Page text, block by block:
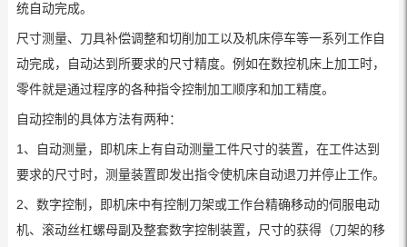
统自动完成。
尺寸测量、 刀具补偿调整和切削加工以及机床停车等一系列工作自
动完成，自动达到所要求的尺寸精度。例如在数控机床上加工时，
零件就是通过程序的各种指令控制加工顺序和加工精度。
自动控制的具体方法有两种：
1、自动测量，即机床上有自动测量工件尺寸的装置，在工件达到
要求的尺寸时，测量装置即发出指令使机床自动退刀并停止工作。
2、数字控制，即机床中有控制刀架或工作台精确移动的伺服电动
机、滚动丝杠螺母副及整套数字控制装置，尺寸的获得（刀架的移